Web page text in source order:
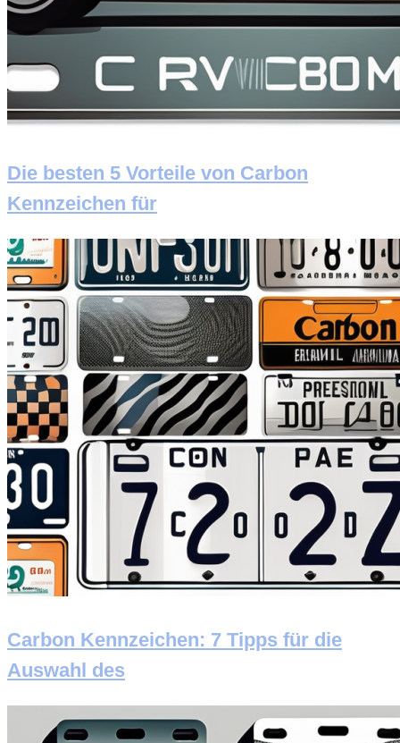
Die besten 5 Vorteile von Carbon
Kennzeichen für
Carbon Kennzeichen: 7 Tipps für die
Auswahl des